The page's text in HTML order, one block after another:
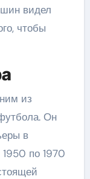
видел
чтобы
из
Он
в
по 1970